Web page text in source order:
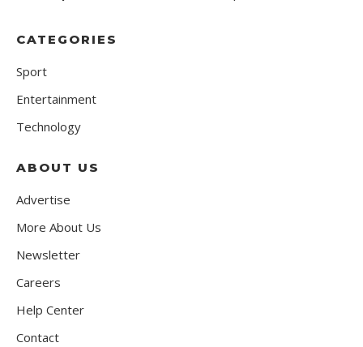
CATEGORIES
Sport
Entertainment
Technology
ABOUT US
Advertise
More About Us
Newsletter
Careers
Help Center
Contact